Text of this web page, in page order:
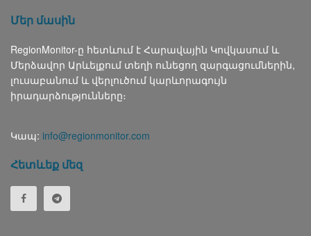
Մեր մասին
RegionMonitor-ը հետևում է Հարավային Կովկասում և
Մերձավոր Արևելքում տեղի ունեցող զարգացումներին,
լուսաբանում և վերլուծում կարևորագույն
իրադարձությունները։
Կապ: info@regionmonitor.com
Հետևեք մեզ